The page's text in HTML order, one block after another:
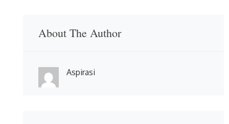
About The Author
Aspirasi